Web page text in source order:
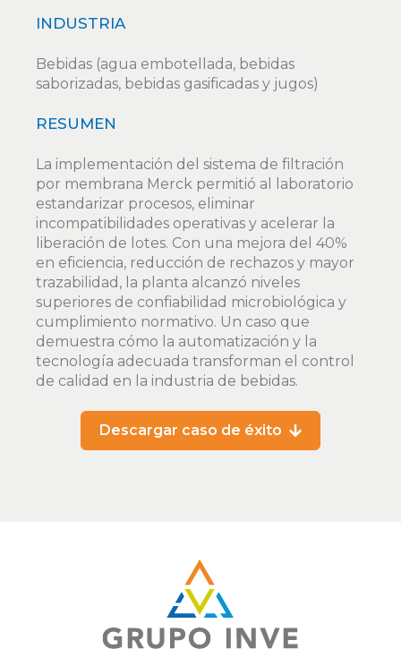
INDUSTRIA
Bebidas (agua embotellada, bebidas
saborizadas, bebidas gasificadas y jugos)
RESUMEN
La implementación del sistema de filtración
por membrana Merck permitió al laboratorio
estandarizar procesos, eliminar
incompatibilidades operativas y acelerar la
liberación de lotes. Con una mejora del 40%
en eficiencia, reducción de rechazos y mayor
trazabilidad, la planta alcanzó niveles
superiores de confiabilidad microbiológica y
cumplimiento normativo. Un caso que
demuestra cómo la automatización y la
tecnología adecuada transforman el control
de calidad en la industria de bebidas.
Descargar caso de éxito